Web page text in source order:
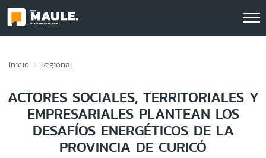
Inicio Regional
ACTORES SOCIALES, TERRITORIALES Y
EMPRESARIALES PLANTEAN LOS
DESAFÍOS ENERGÉTICOS DE LA
PROVINCIA DE CURICÓ